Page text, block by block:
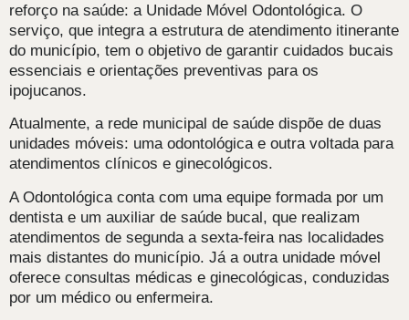
reforço na saúde: a Unidade Móvel Odontológica. O
serviço, que integra a estrutura de atendimento itinerante
do município, tem o objetivo de garantir cuidados bucais
essenciais e orientações preventivas para os
ipojucanos.
Atualmente, a rede municipal de saúde dispõe de duas
unidades móveis: uma odontológica e outra voltada para
atendimentos clínicos e ginecológicos.
A Odontológica conta com uma equipe formada por um
dentista e um auxiliar de saúde bucal, que realizam
atendimentos de segunda a sexta-feira nas localidades
mais distantes do município. Já a outra unidade móvel
oferece consultas médicas e ginecológicas, conduzidas
por um médico ou enfermeira.